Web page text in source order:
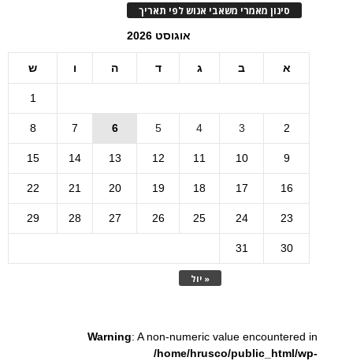
סינון מאמרי משאבי אנוש לפי תאריך
אוגוסט 2026
א ב ג ד ה ו ש
« יול
1
2
3
4
5
6
7
8
9
10
11
12
13
14
15
16
17
18
19
20
21
22
23
24
25
26
27
28
29
30
31
Warning: A non-numeric value encountered in
/home/hrusco/public_html/wp-